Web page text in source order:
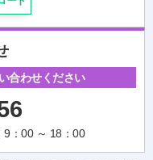
合わせください
9：00 ～ 18：00